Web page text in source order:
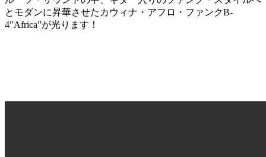
とモダンに昇華させたカウィナ・アフロ・ファンクB-
4″Africa”が光ります！